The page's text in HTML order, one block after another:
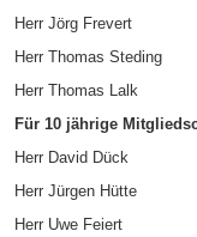
Herr Jörg Frevert
Herr Thomas Steding
Herr Thomas Lalk
Für 10 jährige
Herr David Dück
Herr Jürgen Hütte
Herr Uwe Feiert